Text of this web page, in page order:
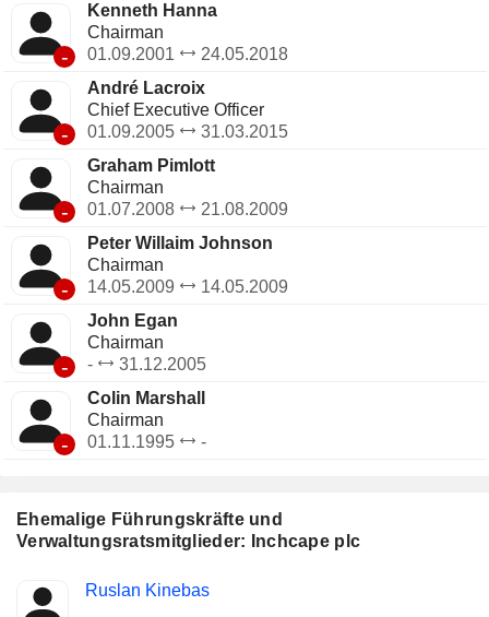
Ehemalige Führungskräfte und
Verwaltungsratsmitglieder: Inchcape plc
Insider
Besetzte
Ruslan Kinebas
-
Kenneth Hanna
Chairman
01.09.2001
24.05.2018
-
André Lacroix
Chief Executive Officer
01.09.2005
31.03.2015
-
Graham Pimlott
Chairman
01.07.2008
21.08.2009
-
Peter Willaim Johnson
Chairman
14.05.2009
14.05.2009
-
John Egan
Chairman
-
31.12.2005
-
Colin Marshall
Chairman
01.11.1995
-